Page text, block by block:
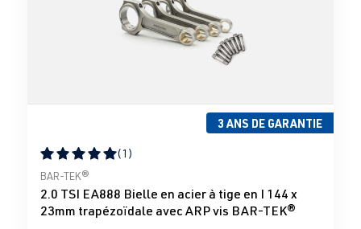
3 ANS DE GARANTIE
Note moyenne de 5 sur 5 étoiles
(1)
BAR-TEK®
2.0 TSI EA888 Bielle en acier à tige en I 144 x
23mm trapézoïdale avec ARP vis BAR-TEK®